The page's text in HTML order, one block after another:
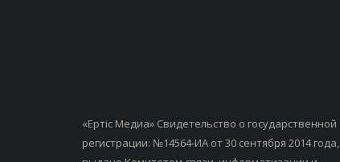
«Ертiс Медиа» Свидетельство о государственной
регистрации: №14564-ИА от 30 сентября 2014 года,